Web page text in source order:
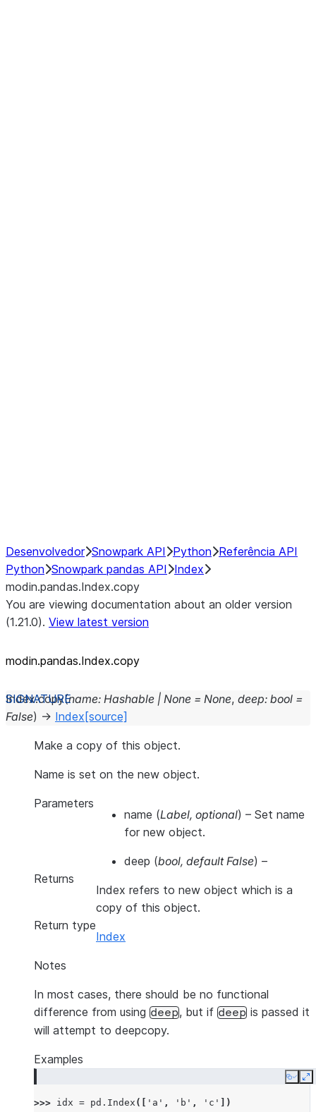
Desenvolvedor Snowpark API Python Referência API
Python Snowpark pandas API
Index
modin.pandas.Index.copy
You are viewing documentation about an older version
(1.21.0). View latest version
modin.pandas.Index.copy
Index.copy(name: Hashable | None = None, deep: bool =
False) → Index [source]
Make a copy of this object.
Name is set on the new object.
Parameters
name (Label, optional) – Set name
for new object.
deep (bool, default False) –
Returns
Index refers to new object which is a
copy of this object.
Return type
Index
Notes
In most cases, there should be no functional
difference from using deep, but if deep is passed it
will attempt to deepcopy.
Examples
Copy
>>> idx = pd . Index ([ 'a' , 'b' , 'c'
])